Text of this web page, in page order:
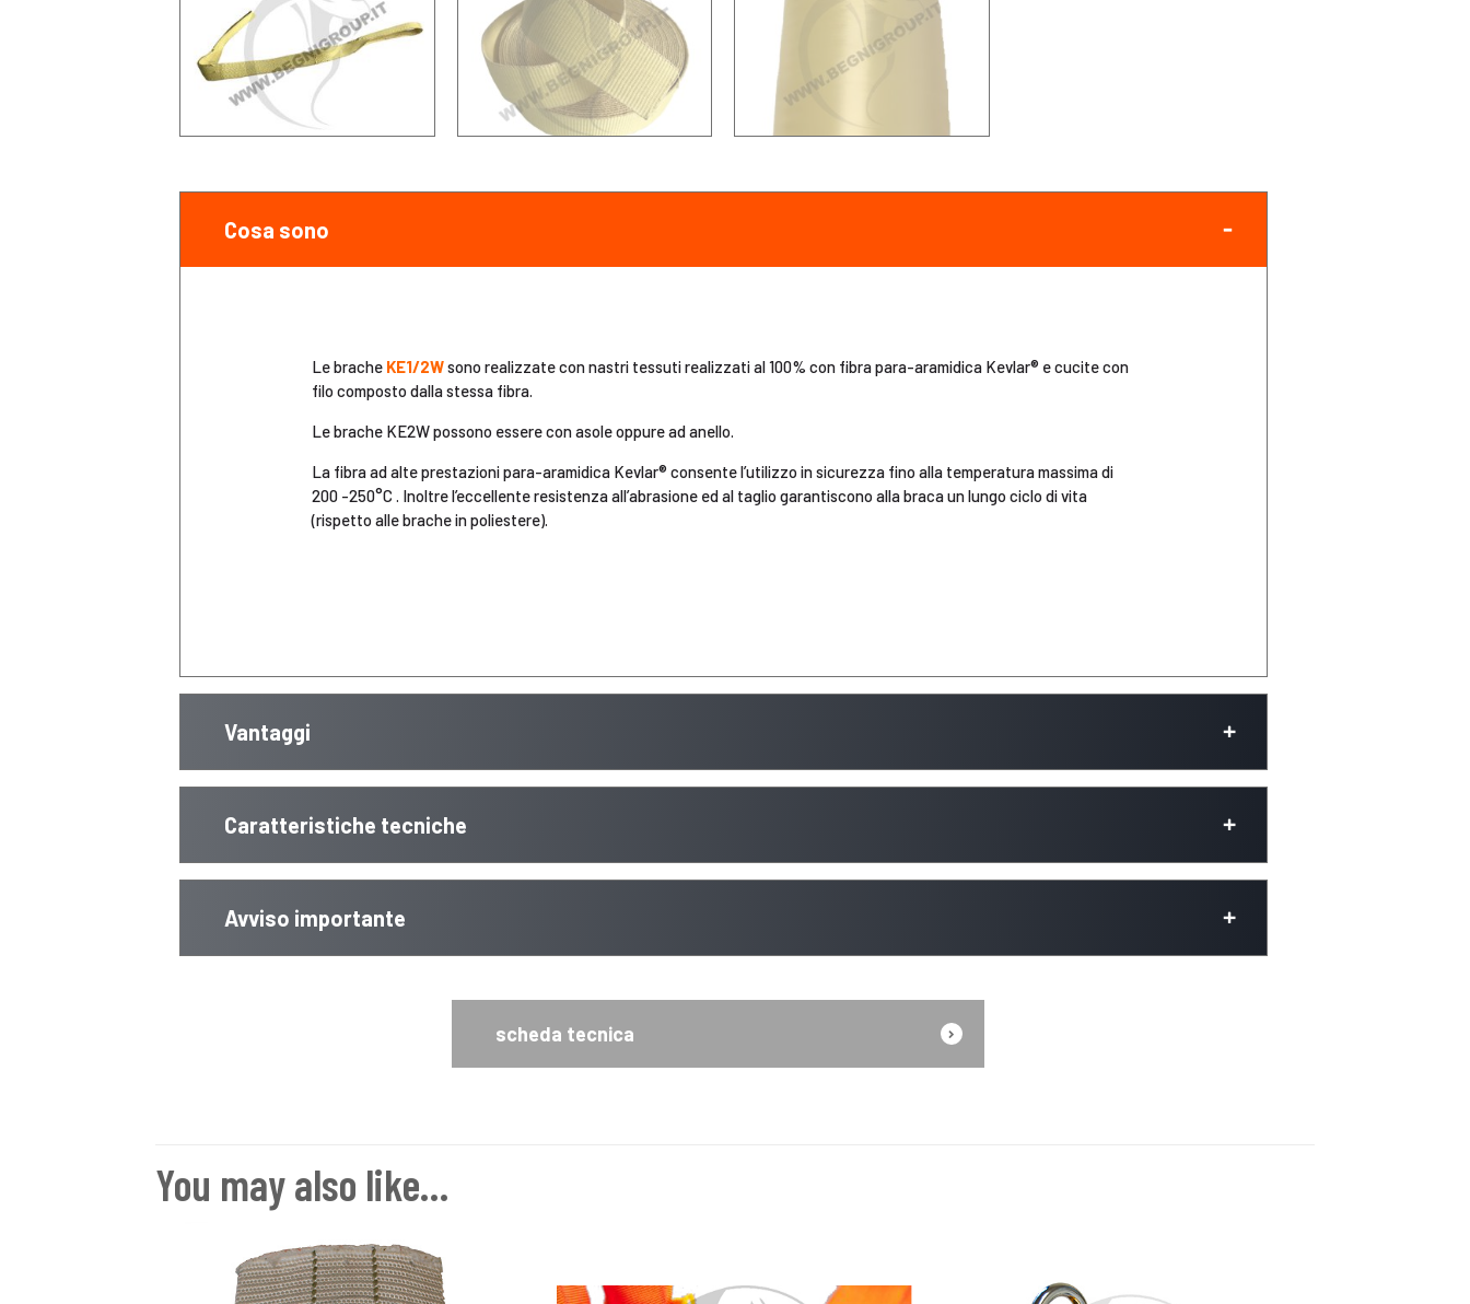
Cosa sono
Le brache KE1/2Wsono realizzate con nastri tessuti realizzati al 100% con fibra para-aramidica Kevlar® e cucite con
filo composto dalla stessa fibra.
Le brache KE2W possono essere con asole oppure ad anello.
La fibra ad alte prestazioni para-aramidica Kevlar® consente l’utilizzo in sicurezza fino alla temperatura massima di
200 -250°C . Inoltre l’eccellente resistenza all’abrasione ed al taglio garantiscono alla braca un lungo ciclo di vita
(rispetto alle brache in poliestere).
Vantaggi
Caratteristiche tecniche
Avviso importante
scheda tecnica
You may also like…